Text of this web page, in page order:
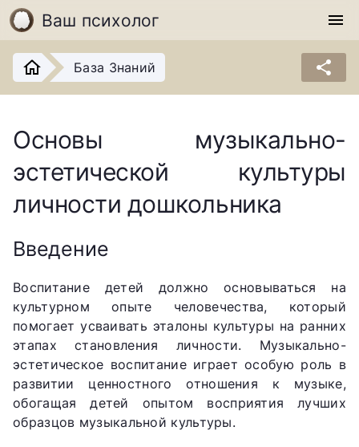
Ваш психолог menu
База Знаний share
Основы музыкально-
эстетической культуры
личности дошкольника
Введение
Воспитание детей должно основываться на
культурном опыте человечества, который
помогает усваивать эталоны культуры на ранних
этапах становления личности. Музыкально-
эстетическое воспитание играет особую роль в
развитии ценностного отношения к музыке,
обогащая детей опытом восприятия лучших
образцов музыкальной культуры.